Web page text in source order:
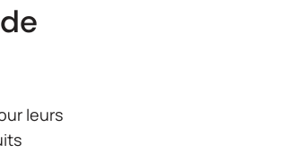
leurs